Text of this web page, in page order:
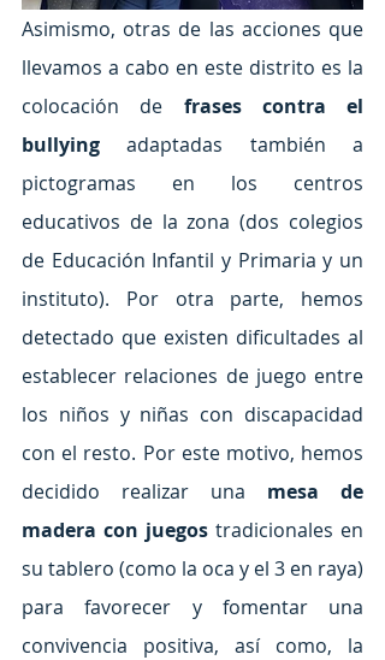
Asimismo, otras de las acciones que
llevamos a cabo en este distrito es la
colocación de frases contra el
bullying adaptadas también a
pictogramas en los centros
educativos de la zona (dos colegios
de Educación Infantil y Primaria y un
instituto). Por otra parte, hemos
detectado que existen dificultades al
establecer relaciones de juego entre
los niños y niñas con discapacidad
con el resto. Por este motivo, hemos
decidido realizar una mesa de
madera con juegos tradicionales en
su tablero (como la oca y el 3 en raya)
para favorecer y fomentar una
convivencia positiva, así como, la